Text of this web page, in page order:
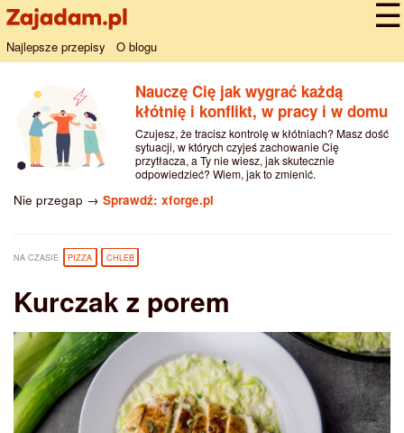
Najlepsze przepisy O blogu
Nauczę Cię jak wygrać każdą
kłótnię i konflikt, w pracy i w domu
Czujesz, że tracisz kontrolę w kłótniach? Masz dość
sytuacji, w których czyjeś zachowanie Cię
przytłacza, a Ty nie wiesz, jak skutecznie
odpowiedzieć? Wiem, jak to zmienić.
Nie przegap → Sprawdź: xforge.pl
NA CZASIE PIZZA CHLEB
Kurczak z porem